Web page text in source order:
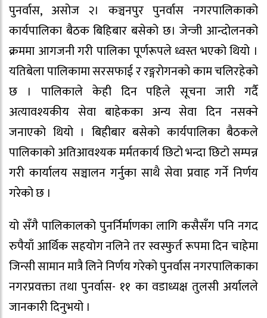
पुनर्वास, असोज २। कञ्चनपुर पुनर्वास नगरपालिकाको
कार्यपालिका बैठक बिहिबार बसेको छ। जेन्जी आन्दोलनको
क्रममा आगजनी गरी पालिका पूर्णरूपले ध्वस्त भएको थियो ।
यतिबेला पालिकामा सरसफाई र रङ्गरोगनको काम चलिरहेको
छ । पालिकाले केही दिन पहिले सूचना जारी गर्दै
अत्यावश्यकीय सेवा बाहेकका अन्य सेवा दिन नसक्ने
जनाएको थियो । बिहीबार बसेको कार्यपालिका बैठकले
पालिकाको अतिआवश्यक मर्मतकार्य छिटो भन्दा छिटो सम्पन्न
गरी कार्यालय सञ्चालन गर्नुका साथै सेवा प्रवाह गर्ने निर्णय
गरेको छ ।
यो सँगै पालिकालको पुनर्निर्माणका लागि कसैसँग पनि नगद
रुपैयाँ आर्थिक सहयोग नलिने तर स्वस्फुर्त रूपमा दिन चाहेमा
जिन्सी सामान मात्रै लिने निर्णय गरेको पुनर्वास नगरपालिकाका
नगरप्रवक्ता तथा पुनर्वास- ११ का वडाध्यक्ष तुलसी अर्यालले
जानकारी दिनुभयो ।